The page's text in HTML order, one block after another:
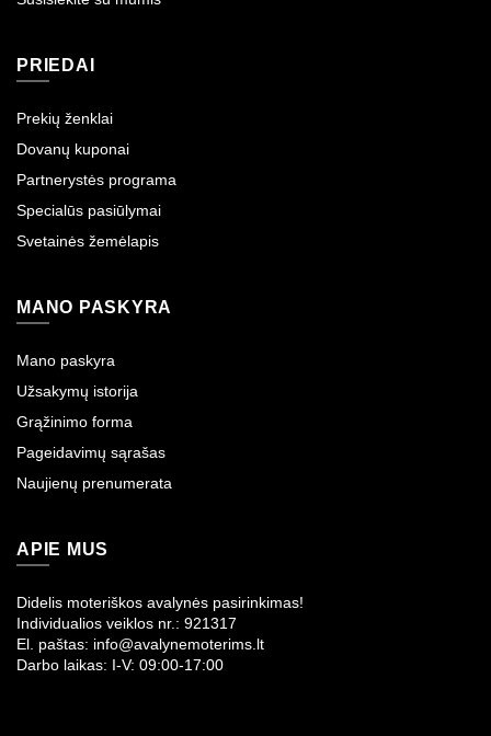
PRIEDAI
Prekių ženklai
Dovanų kuponai
Partnerystės programa
Specialūs pasiūlymai
Svetainės žemėlapis
MANO PASKYRA
Mano paskyra
Užsakymų istorija
Grąžinimo forma
Pageidavimų sąrašas
Naujienų prenumerata
APIE MUS
Didelis moteriškos avalynės pasirinkimas!
Individualios veiklos nr.: 921317
El. paštas: info@avalynemoterims.lt
Darbo laikas: I-V: 09:00-17:00